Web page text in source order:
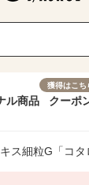
ル商品
獲得はこち
クーポ
ス細粒G「コ